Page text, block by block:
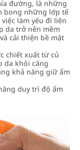
đường, là những
bong những lớp tế
làm yếu đi liên
da trở nên mềm
cải thiện bề mặt
chiết xuất từ củ
da khỏi căng
khả năng giữ ẩm
duy trì độ ẩm